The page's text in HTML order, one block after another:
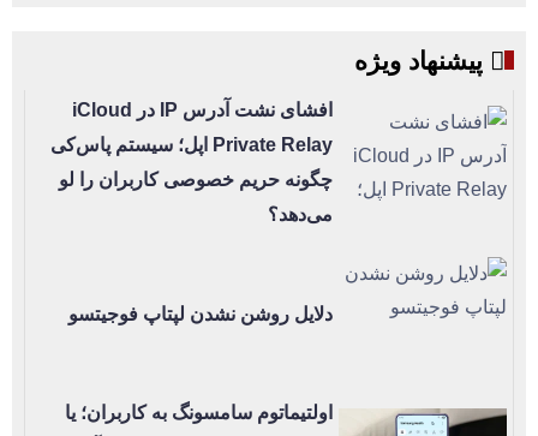
پیشنهاد ویژه
افشای نشت آدرس IP در iCloud
Private Relay اپل؛ سیستم پاس‌کی
چگونه حریم خصوصی کاربران را لو
می‌دهد؟
دلایل روشن نشدن لپتاپ فوجیتسو
اولتیماتوم سامسونگ به کاربران؛ یا